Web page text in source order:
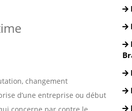
changement
d’une entreprise ou début
concerne par contre le